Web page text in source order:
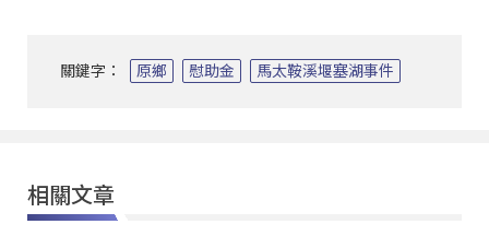
關鍵字： 原鄉 慰助金 馬太鞍溪堰塞湖事件
相關文章